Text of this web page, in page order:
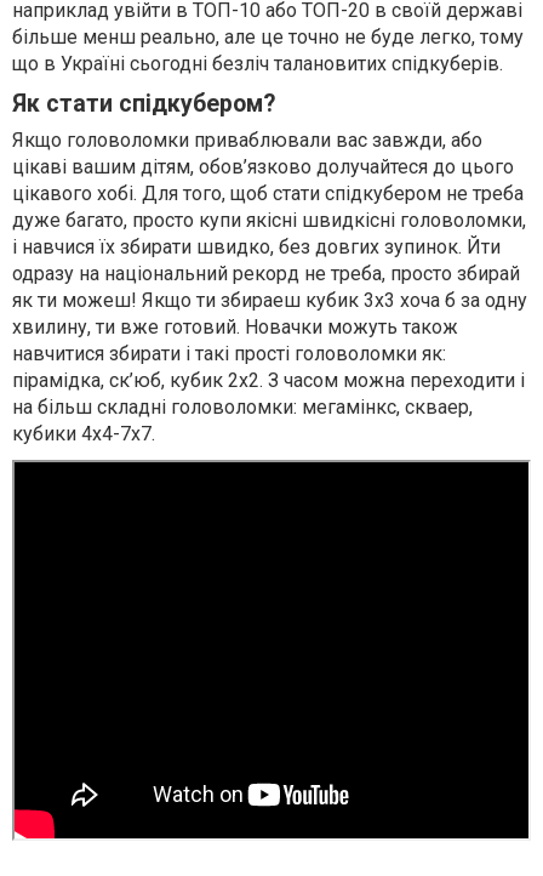
наприклад увійти в ТОП-10 або ТОП-20 в своїй державі
більше менш реально, але це точно не буде легко, тому
що в Україні сьогодні безліч талановитих спідкуберів.
Як стати спідкубером?
Якщо головоломки приваблювали вас завжди, або
цікаві вашим дітям, обов’язково долучайтеся до цього
цікавого хобі. Для того, щоб стати спідкубером не треба
дуже багато, просто купи якісні швидкісні головоломки,
і навчися їх збирати швидко, без довгих зупинок. Йти
одразу на національний рекорд не треба, просто збирай
як ти можеш! Якщо ти збираеш кубик 3х3 хоча б за одну
хвилину, ти вже готовий. Новачки можуть також
навчитися збирати і такі прості головоломки як:
пірамідка, ск’юб, кубик 2х2. З часом можна переходити і
на більш складні головоломки: мегамінкс, скваер,
кубики 4х4-7х7.